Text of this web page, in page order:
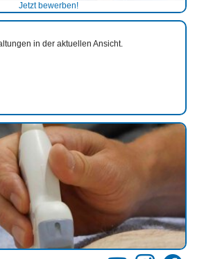
Jetzt bewerben!
in der aktuellen Ansicht.